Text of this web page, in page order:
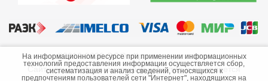
©2013-2026 ООО «Краснодарэлектро»
Сайт носит информационный характер и не является
На информационном ресурсе при применении информационных
технологий предоставления информации осуществляется сбор,
систематизация и анализ сведений, относящихся к
предпочтениям пользователей сети "Интернет", находящихся на